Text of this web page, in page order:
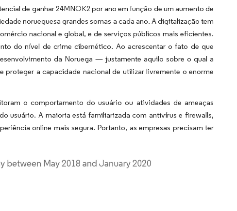
de ganhar 24MNOK2 por ano em função de um aumento de
norueguesa grandes somas a cada ano. A digitalização tem
nacional e global, e de serviços públicos mais eficientes.
do nível de crime cibernético. Ao acrescentar o fato de que
da Noruega — justamente aquilo sobre o qual a
a capacidade nacional de utilizar livremente o enorme
o comportamento do usuário ou atividades de ameaças
usuário. A maioria está familiarizada com antivírus e firewalls,
online mais segura. Portanto, as empresas precisam ter